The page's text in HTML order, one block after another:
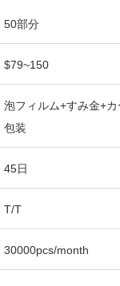
50部分
$79~150
泡フィルム+すみ金+
包装
45日
T/T
30000pcs/month